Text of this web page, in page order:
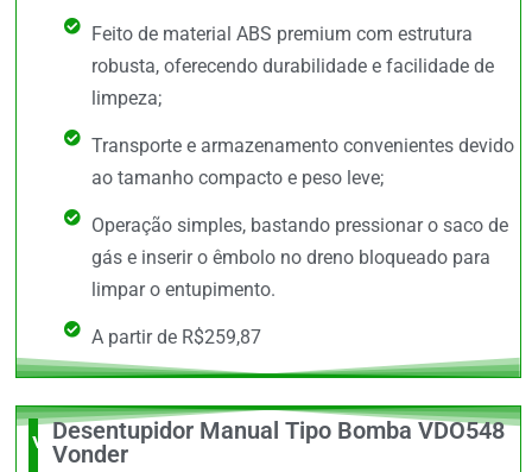
Feito de material ABS premium com estrutura
robusta, oferecendo durabilidade e facilidade de
limpeza;
Transporte e armazenamento convenientes devido
ao tamanho compacto e peso leve;
Operação simples, bastando pressionar o saco de
gás e inserir o êmbolo no dreno bloqueado para
limpar o entupimento.
A partir de R$259,87
Vale a
Desentupidor Manual Tipo Bomba VDO548
Vonder